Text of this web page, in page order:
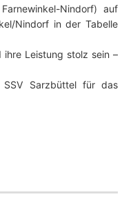
Nindorf) auf
Nindorf in der Tabelle
ihre Leistung stolz sein –
Sarzbüttel für das